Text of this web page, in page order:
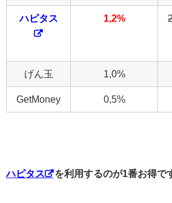
ハピタス 1,2%
げん玉 1,0%
GetMoney 0,5%
ハピタス を利用するのが1番お得で